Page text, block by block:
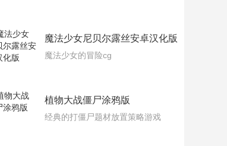
魔法少女尼贝尔露丝安卓汉化版
魔法少女的冒险cg
植物大战僵尸涂鸦版
经典的打僵尸题材放置策略游戏